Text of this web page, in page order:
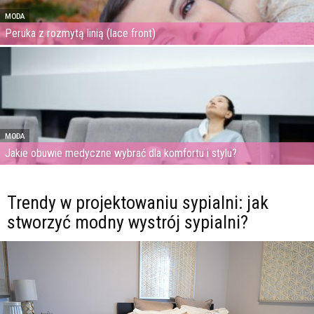
MODA
Peruka z rozmytą linią (lace front)
MODA
Jakie obuwie medyczne wybrać dla komfortu i stylu?
Trendy w projektowaniu sypialni: jak
stworzyć modny wystrój sypialni?